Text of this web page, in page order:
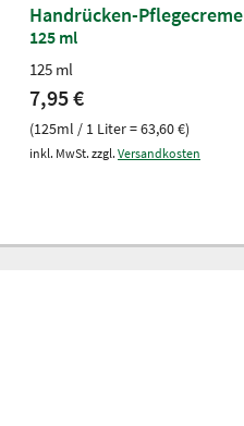
Handrücken-Pflegecreme
125 ml
125 ml
7,95 €
(125ml / 1 Liter = 63,60 €)
inkl. MwSt. zzgl. Versandkosten